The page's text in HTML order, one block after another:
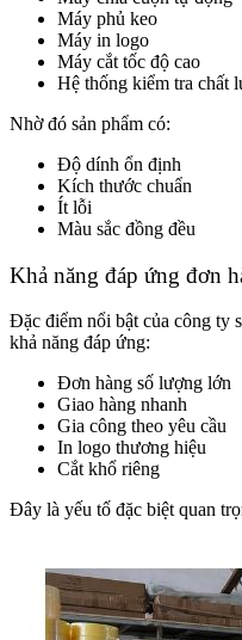
Máy phủ keo
Máy in logo
Máy cắt tốc độ cao
Hệ thống kiểm tra chất
Nhờ đó sản phẩm có:
Độ dính ổn định
Kích thước chuẩn
Ít lỗi
Màu sắc đồng đều
Khả năng đáp ứng đơn
Đặc điểm nổi bật của công ty
khả năng đáp ứng:
Đơn hàng số lượng lớn
Giao hàng nhanh
Gia công theo yêu cầu
In logo thương hiệu
Cắt khổ riêng
Đây là yếu tố đặc biệt quan